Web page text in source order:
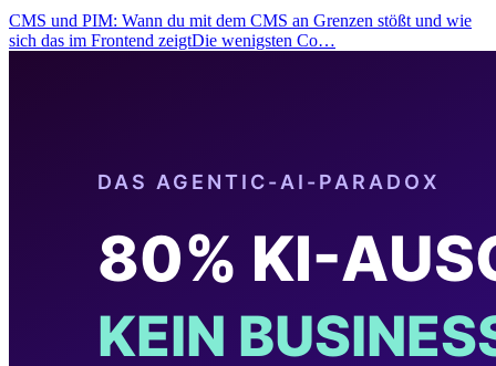
CMS und PIM: Wann du mit dem CMS an Grenzen stößt und wie
sich das im Frontend zeigtDie wenigsten Co…